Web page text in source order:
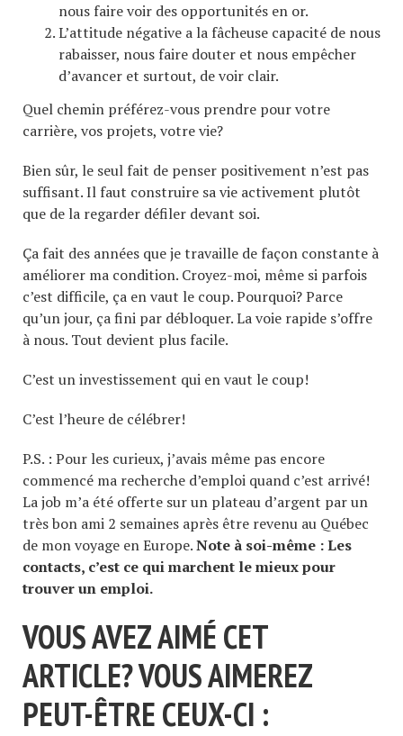
nous faire voir des opportunités en or.
L’attitude négative a la fâcheuse capacité de nous
rabaisser, nous faire douter et nous empêcher
d’avancer et surtout, de voir clair.
Quel chemin préférez-vous prendre pour votre
carrière, vos projets, votre vie?
Bien sûr, le seul fait de penser positivement n’est pas
suffisant. Il faut construire sa vie activement plutôt
que de la regarder défiler devant soi.
Ça fait des années que je travaille de façon constante à
améliorer ma condition. Croyez-moi, même si parfois
c’est difficile, ça en vaut le coup. Pourquoi? Parce
qu’un jour, ça fini par débloquer. La voie rapide s’offre
à nous. Tout devient plus facile.
C’est un investissement qui en vaut le coup!
C’est l’heure de célébrer!
P.S. : Pour les curieux, j’avais même pas encore
commencé ma recherche d’emploi quand c’est arrivé!
La job m’a été offerte sur un plateau d’argent par un
très bon ami 2 semaines après être revenu au Québec
de mon voyage en Europe.Note à soi-même : Les
contacts, c’est ce qui marchent le mieux pour
trouver un emploi.
VOUS AVEZ AIMÉ CET
ARTICLE? VOUS AIMEREZ
PEUT-ÊTRE CEUX-CI :